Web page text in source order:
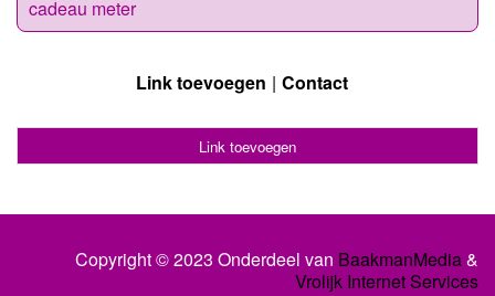
cadeau meter
Link toevoegen Contact
Link toevoegen
Copyright © 2023 Onderdeel van BaakmanMedia&
Vrolijk Internet Services